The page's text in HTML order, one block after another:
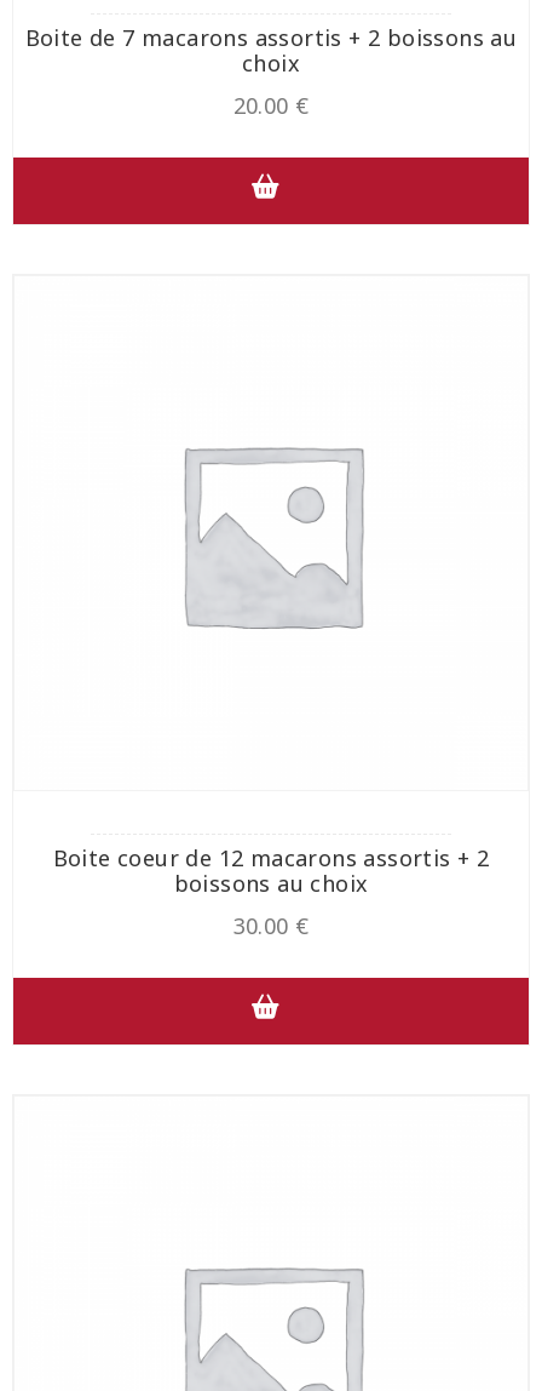
Boite de 7 macarons assortis + 2 boissons au
choix
20.00 €
Boite coeur de 12 macarons assortis + 2
boissons au choix
30.00 €